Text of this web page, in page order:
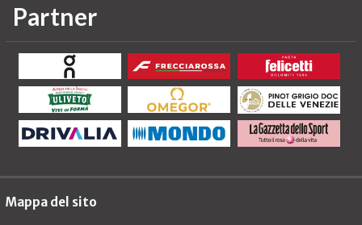
Partner
Mappa del sito